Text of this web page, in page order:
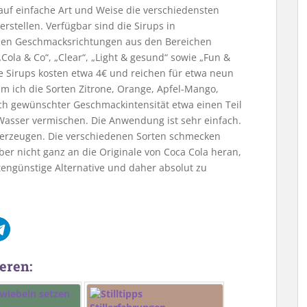
einfache Art und Weise die verschiedensten
Verfügbar sind die Sirups in
Geschmacksrichtungen aus den Bereichen
& Co“, „Clear“, „Light & gesund“ sowie „Fun &
Sirups kosten etwa 4€ und reichen für etwa neun
ich die Sorten Zitrone, Orange, Apfel-Mango,
gewünschter Geschmackintensität etwa einen Teil
vermischen. Die Anwendung ist sehr einfach.
Die verschiedenen Sorten schmecken
nicht ganz an die Originale von Coca Cola heran,
Alternative und daher absolut zu